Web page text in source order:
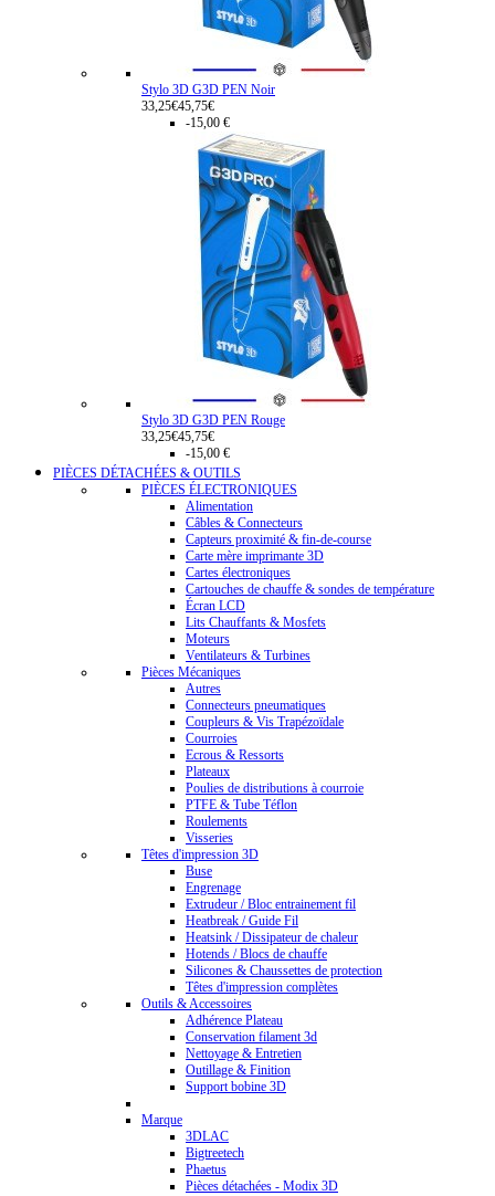
Stylo 3D G3D PEN Noir
33,25€45,75€
-15,00 €
Stylo 3D G3D PEN Rouge
33,25€45,75€
-15,00 €
PIÈCES DÉTACHÉES & OUTILS
PIÈCES ÉLECTRONIQUES
Alimentation
Câbles & Connecteurs
Capteurs proximité & fin-de-course
Carte mère imprimante 3D
Cartes électroniques
Cartouches de chauffe & sondes de température
Écran LCD
Lits Chauffants & Mosfets
Moteurs
Ventilateurs & Turbines
Pièces Mécaniques
Autres
Connecteurs pneumatiques
Coupleurs & Vis Trapézoïdale
Courroies
Ecrous & Ressorts
Plateaux
Poulies de distributions à courroie
PTFE & Tube Téflon
Roulements
Visseries
Têtes d'impression 3D
Buse
Engrenage
Extrudeur / Bloc entrainement fil
Heatbreak / Guide Fil
Heatsink / Dissipateur de chaleur
Hotends / Blocs de chauffe
Silicones & Chaussettes de protection
Têtes d'impression complètes
Outils & Accessoires
Adhérence Plateau
Conservation filament 3d
Nettoyage & Entretien
Outillage & Finition
Support bobine 3D
Marque
3DLAC
Bigtreetech
Phaetus
Pièces détachées - Modix 3D